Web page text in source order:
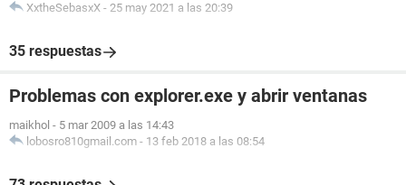
XxtheSebasxX - 25 may 2021 a las 20:39
35 respuestas
Problemas con explorer.exe y abrir ventanas
maikhol - 5 mar 2009 a las 14:43
lobosro810gmail.com - 13 feb 2018 a las 08:54